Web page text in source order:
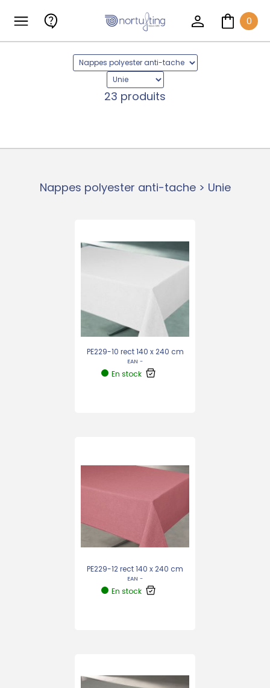
0
23 produits
Nappes polyester anti-tache > Unie
PE229-10 rect 140 x 240 cm
EAN -
En stock
PE229-12 rect 140 x 240 cm
EAN -
En stock